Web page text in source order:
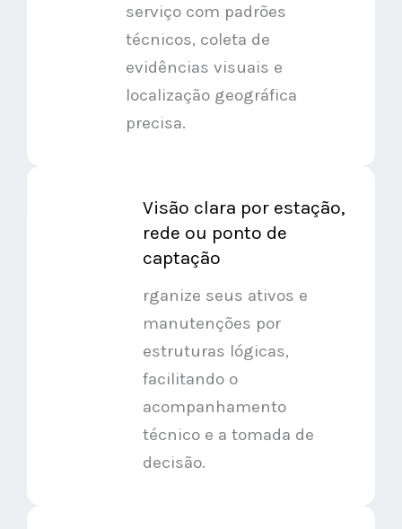
serviço com padrões
técnicos, coleta de
evidências visuais e
localização geográfica
precisa.
Visão clara por estação,
rede ou ponto de
captação
rganize seus ativos e
manutenções por
estruturas lógicas,
facilitando o
acompanhamento
técnico e a tomada de
decisão.